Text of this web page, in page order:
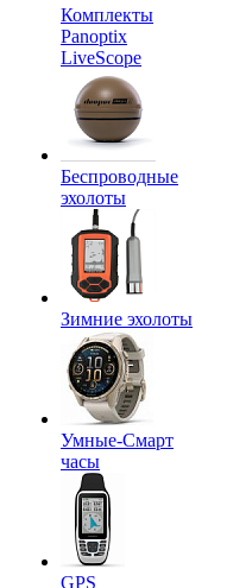
Комплекты
Panoptix
LiveScope
Беспроводные
эхолоты
Зимние эхолоты
Умные-Смарт
часы
GPS